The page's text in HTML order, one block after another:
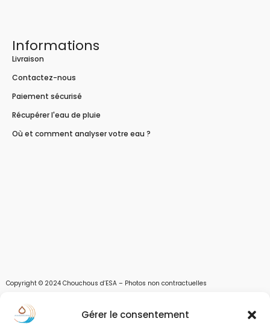
Gérer le consentement
Informations
Livraison
Contactez-nous
Paiement sécurisé
Récupérer l'eau de pluie
Où et comment analyser votre eau ?
Copyright © 2024 Chouchous d’ESA – Photos non contractuelles
Les chouchous d’Esa vous apportent toutes les solutions pour récupérer l’eau de
pluie, et des moyens pour stocker, filtrer, traiter et potabiliser l’eau d’un forage,